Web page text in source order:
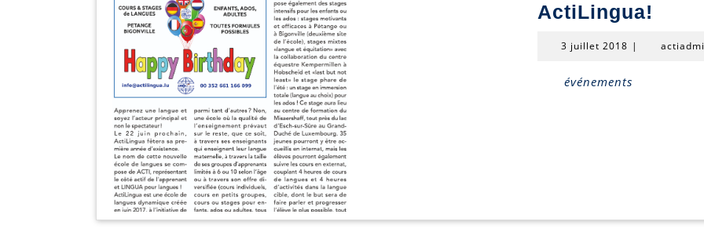
ActiLingua!
3 juillet 2018 |
événements